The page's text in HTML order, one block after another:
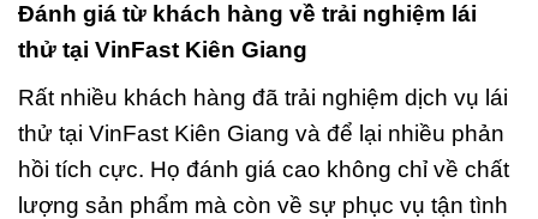
Đánh giá từ khách hàng về trải nghiệm lái
thử tại VinFast Kiên Giang
Rất nhiều khách hàng đã trải nghiệm dịch vụ lái
thử tại VinFast Kiên Giang và để lại nhiều phản
hồi tích cực. Họ đánh giá cao không chỉ về chất
lượng sản phẩm mà còn về sự phục vụ tận tình